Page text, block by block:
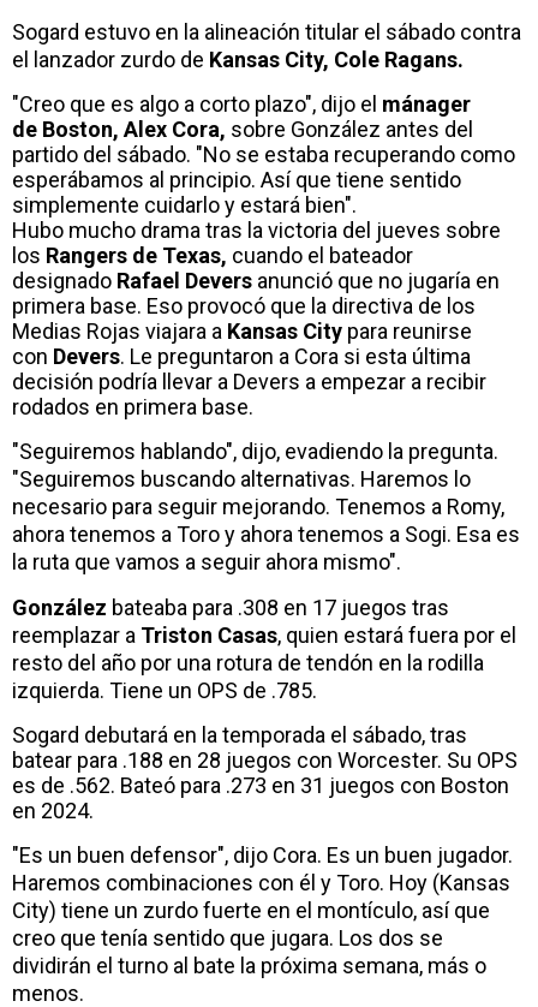
Sogard estuvo en la alineación titular el sábado contra
el lanzador zurdo de Kansas City, Cole Ragans.
"Creo que es algo a corto plazo", dijo el mánager
de Boston, Alex Cora, sobre González antes del
partido del sábado. "No se estaba recuperando como
esperábamos al principio. Así que tiene sentido
simplemente cuidarlo y estará bien".
Hubo mucho drama tras la victoria del jueves sobre
los Rangers de Texas, cuando el bateador
designado Rafael Devers anunció que no jugaría en
primera base. Eso provocó que la directiva de los
Medias Rojas viajara a Kansas City para reunirse
con Devers. Le preguntaron a Cora si esta última
decisión podría llevar a Devers a empezar a recibir
rodados en primera base.
"Seguiremos hablando", dijo, evadiendo la pregunta.
"Seguiremos buscando alternativas. Haremos lo
necesario para seguir mejorando. Tenemos a Romy,
ahora tenemos a Toro y ahora tenemos a Sogi. Esa es
la ruta que vamos a seguir ahora mismo".
González bateaba para .308 en 17 juegos tras
reemplazar a Triston Casas, quien estará fuera por el
resto del año por una rotura de tendón en la rodilla
izquierda. Tiene un OPS de .785.
Sogard debutará en la temporada el sábado, tras
batear para .188 en 28 juegos con Worcester. Su OPS
es de .562. Bateó para .273 en 31 juegos con Boston
en 2024.
"Es un buen defensor", dijo Cora. Es un buen jugador.
Haremos combinaciones con él y Toro. Hoy (Kansas
City) tiene un zurdo fuerte en el montículo, así que
creo que tenía sentido que jugara. Los dos se
dividirán el turno al bate la próxima semana, más o
menos.